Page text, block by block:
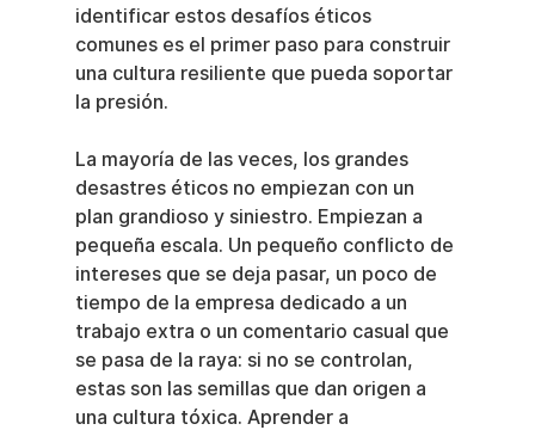
identificar estos desafíos éticos
comunes es el primer paso para construir
una cultura resiliente que pueda soportar
la presión.
La mayoría de las veces, los grandes
desastres éticos no empiezan con un
plan grandioso y siniestro. Empiezan a
pequeña escala. Un pequeño conflicto de
intereses que se deja pasar, un poco de
tiempo de la empresa dedicado a un
trabajo extra o un comentario casual que
se pasa de la raya: si no se controlan,
estas son las semillas que dan origen a
una cultura tóxica. Aprender a